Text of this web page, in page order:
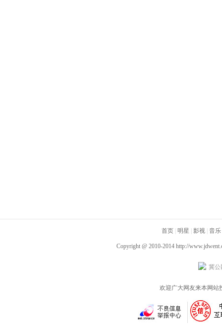
首页 明星 影视 音乐
Copyright @ 2010-2014 http://
冀公
欢迎广大网友来本网站